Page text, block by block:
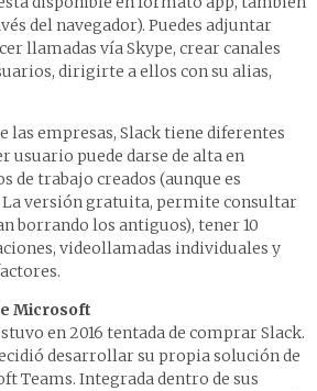
del navegador). Puedes adjuntar
llamadas vía Skype, crear canales
dirigirte a ellos con su alias,
las empresas, Slack tiene diferentes
usuario puede darse de alta en
de trabajo creados (aunque es
versión gratuita, permite consultar
borrando los antiguos), tener 10
videollamadas individuales y
Microsoft
en 2016 tentada de comprar Slack.
desarrollar su propia solución de
Teams. Integrada dentro de sus